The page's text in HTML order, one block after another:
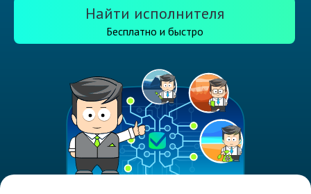
Найти исполнителя
Бесплатно и быстро